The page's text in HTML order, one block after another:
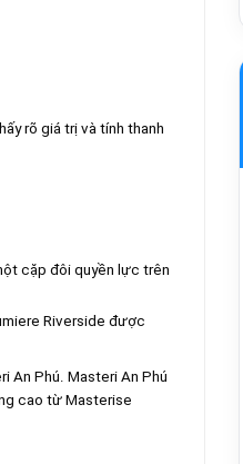
rõ giá trị và tính thanh
cặp đôi quyền lực trên
Riverside được
An Phú. Masteri An Phú
cao từ Masterise